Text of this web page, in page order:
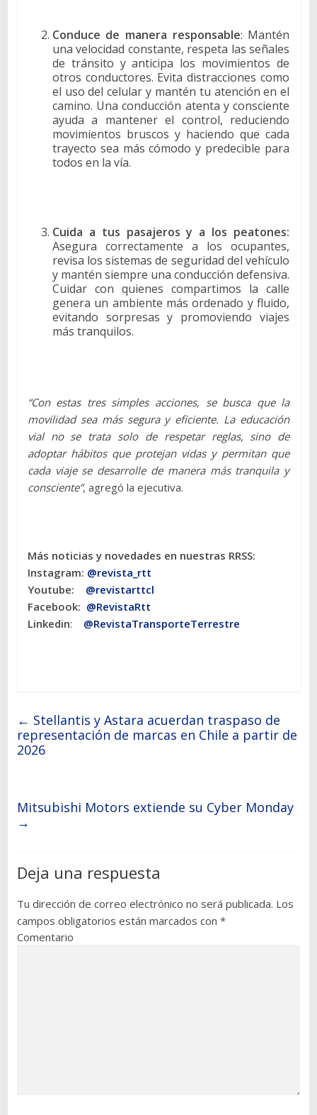
Conduce de manera responsable: Mantén
una velocidad constante, respeta las señales
de tránsito y anticipa los movimientos de
otros conductores. Evita distracciones como
el uso del celular y mantén tu atención en el
camino. Una conducción atenta y consciente
ayuda a mantener el control, reduciendo
movimientos bruscos y haciendo que cada
trayecto sea más cómodo y predecible para
todos en la vía.
Cuida a tus pasajeros y a los peatones:
Asegura correctamente a los ocupantes,
revisa los sistemas de seguridad del vehículo
y mantén siempre una conducción defensiva.
Cuidar con quienes compartimos la calle
genera un ambiente más ordenado y fluido,
evitando sorpresas y promoviendo viajes
más tranquilos.
“Con estas tres simples acciones, se busca que la
movilidad sea más segura y eficiente. La educación
vial no se trata solo de respetar reglas, sino de
adoptar hábitos que protejan vidas y permitan que
cada viaje se desarrolle de manera más tranquila y
consciente”, agregó la ejecutiva.
Más noticias y novedades en nuestras RRSS:
Instagram: @revista_rtt
Youtube: @revistarttcl
Facebook: @RevistaRtt
Linkedin: @RevistaTransporteTerrestre
← Stellantis y Astara acuerdan traspaso de
representación de marcas en Chile a partir de
2026
Mitsubishi Motors extiende su Cyber Monday
→
Deja una respuesta
Tu dirección de correo electrónico no será publicada. Los
campos obligatorios están marcados con *
Comentario